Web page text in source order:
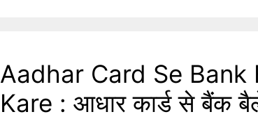
Aadhar Card Se Bank
Kare : आधार कार्ड से बैंक